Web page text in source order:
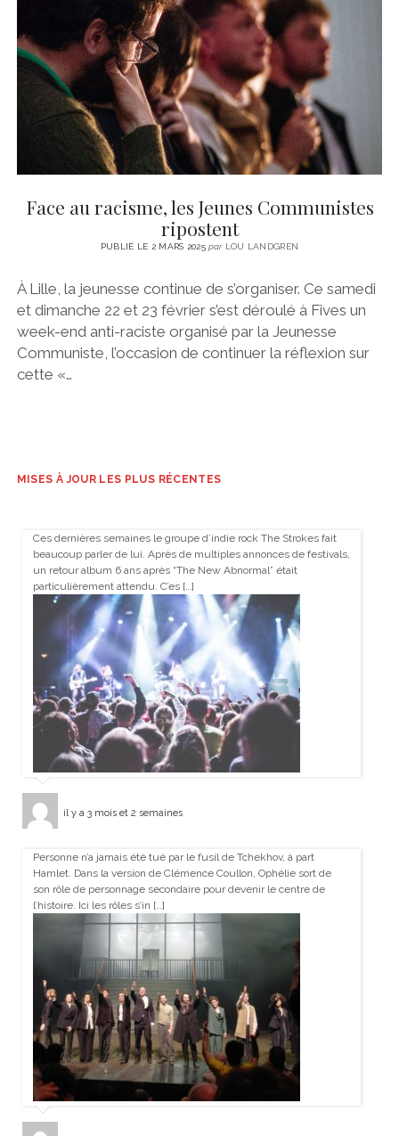
CINÉMA
LITTÉRATURE
ÉCONOMIE
SPORT
MÉDIAS
SANTÉ
instagram
emailemail-
form
Face au racisme, les Jeunes Communistes
ripostent
PUBLIÉ LE 2 MARS 2025parLOU LANDGREN
À Lille, la jeunesse continue de s’organiser. Ce samedi
et dimanche 22 et 23 février s’est déroulé à Fives un
week-end anti-raciste organisé par la Jeunesse
Communiste, l’occasion de continuer la réflexion sur
cette «…
MISES À JOUR LES PLUS RÉCENTES
Ces dernières semaines le groupe d’indie rock The Strokes fait
beaucoup parler de lui. Après de multiples annonces de festivals,
un retour album 6 ans après “The New Abnormal” était
particulièrement attendu. C’es […]
il y a 3 mois et 2 semaines
Personne n’a jamais été tué par le fusil de Tchekhov, à part
Hamlet. Dans la version de Clémence Coullon, Ophélie sort de
son rôle de personnage secondaire pour devenir le centre de
l’histoire. Ici les rôles s’in […]